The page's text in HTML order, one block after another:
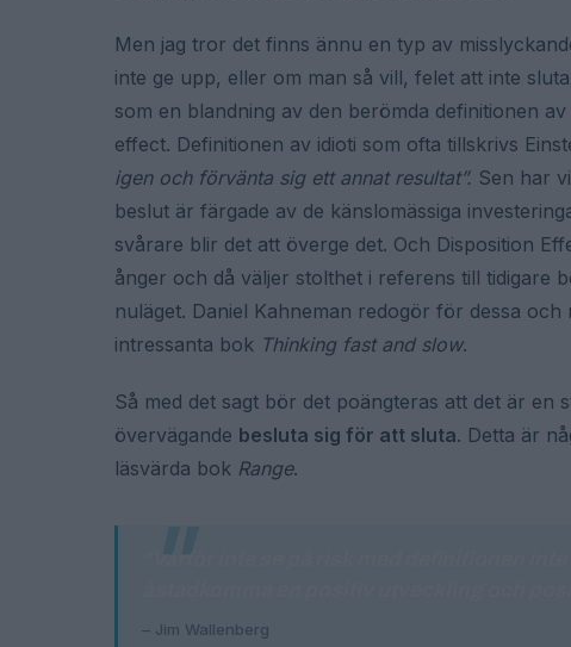
Men jag tror det finns ännu en typ av
inte ge upp, eller om man så vill, felet att inte
som en blandning av den berömda definitionen
effect. Definitionen av idioti som ofta tillskrivs
igen och förvänta sig ett annat resultat”. Sen har
beslut är färgade av de känslomässiga
svårare blir det att överge det. Och Disposition
ånger och då väljer stolthet i referens till tidigare
nuläget. Daniel Kahneman redogör för dessa
intressanta bok Thinking fast and slow.
Så med det sagt bör det poängteras att det är en
övervägande besluta sig för att sluta. Detta är
läsvärda bok Range.
"Varför inte se på risk med definitionen
– Jim Wallenberg